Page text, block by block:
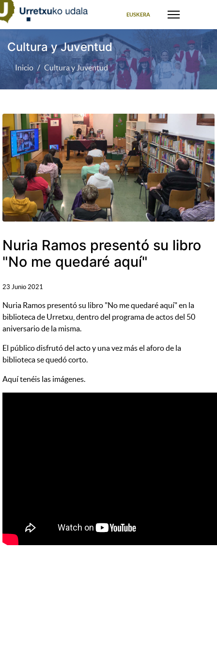
EUSKERA
Cultura y Juventud
Inicio Cultura y Juventud
Nuria Ramos presentó su libro
"No me quedaré aquí"
23 Junio 2021
Nuria Ramos presentó su libro "No me quedaré aquí" en la
biblioteca de Urretxu, dentro del programa de actos del 50
aniversario de la misma.
El público disfrutó del acto y una vez más el aforo de la
biblioteca se quedó corto.
Aquí tenéis las imágenes.